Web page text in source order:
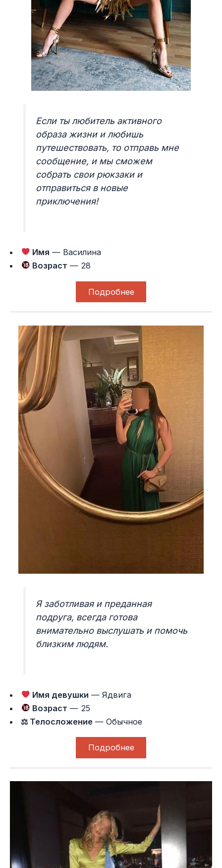
Если ты любитель активного
образа жизни и любишь
путешествовать, то отправь мне
сообщение, и мы сможем
собрать свои рюкзаки и
отправиться в новые
приключения!
Имя — Василина
Возраст — 28
Подробнее
Я заботливая и преданная
подруга, всегда готова
внимательно выслушать и помочь
близким людям.
Имя девушки — Ядвига
Возраст — 25
⚖ Телосложение — Обычное
Подробнее